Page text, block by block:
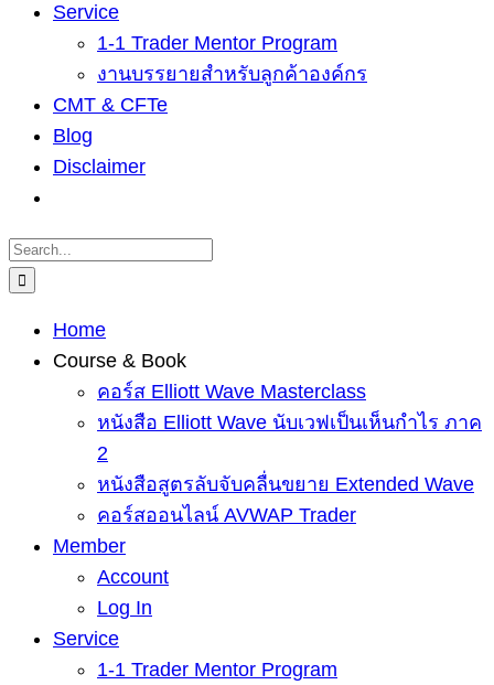
Service
1-1 Trader Mentor Program
งานบรรยายสำหรับลูกค้าองค์กร
CMT & CFTe
Blog
Disclaimer
Search
for:
Home
Course & Book
คอร์ส Elliott Wave Masterclass
หนังสือ Elliott Wave นับเวฟเป็นเห็นกำไร ภาค
2
หนังสือสูตรลับจับคลื่นขยาย Extended Wave
คอร์สออนไลน์ AVWAP Trader
Member
Account
Log In
Service
1-1 Trader Mentor Program